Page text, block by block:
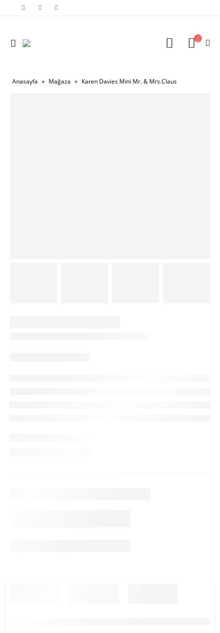
Anasayfa » Mağaza » Karen Davies Mini Mr. & Mrs.Claus